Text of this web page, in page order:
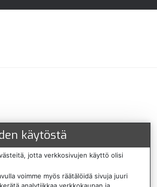
käytöstä
jotta verkkosivujen käyttö olisi
voimme myös räätälöidä sivuja juuri